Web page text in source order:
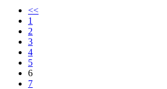
<<
1
2
3
4
5
6
7